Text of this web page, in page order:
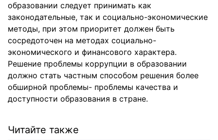
образовании следует принимать как
законодательные, так и социально-экономические
методы, при этом приоритет должен быть
сосредоточен на методах социально-
экономического и финансового характера.
Решение проблемы коррупции в образовании
должно стать частным способом решения более
обширной проблемы- проблемы качества и
доступности образования в стране.
Читайте также